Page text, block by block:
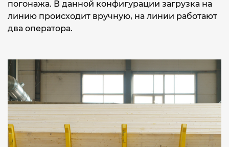
погонажа. В данной конфигурации загрузка на
линию происходит вручную, на линии работают
два оператора.